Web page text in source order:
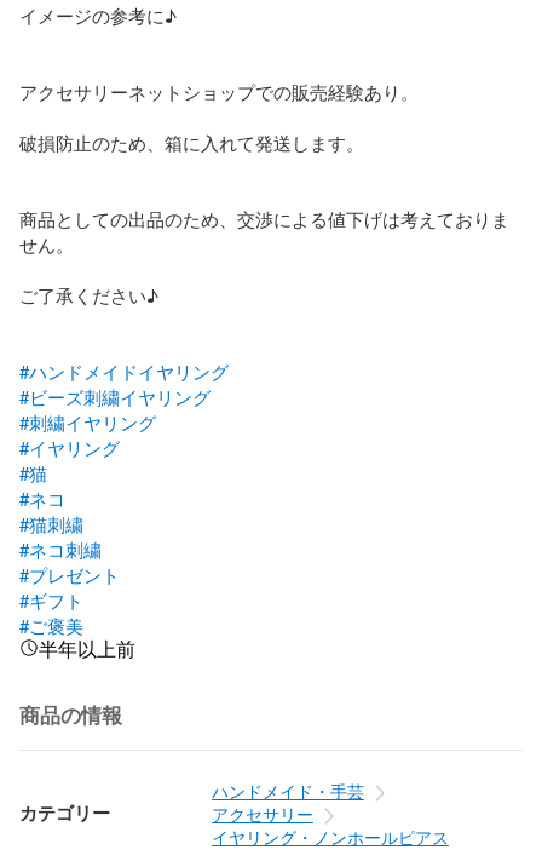
イメージの参考に♪
アクセサリーネットショップでの販売経験あり。
破損防止のため、箱に入れて発送します。
商品としての出品のため、交渉による値下げは考えておりま
せん。
ご了承ください♪
#ハンドメイドイヤリング
#ビーズ刺繍イヤリング
#刺繍イヤリング
#イヤリング
#猫
#ネコ
#猫刺繍
#ネコ刺繍
#プレゼント
#ギフト
#ご褒美
半年以上前
商品の情報
カテゴリー
ハンドメイド・手芸
アクセサリー
イヤリング・ノンホールピアス